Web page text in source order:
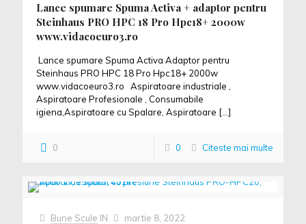
Lance spumare Spuma Activa + adaptor pentru
Steinhaus PRO HPC 18 Pro Hpc18+ 2000w
www.vidacoeuro3.ro
Lance spumare Spuma Activa Adaptor pentru
Steinhaus PRO HPC 18 Pro Hpc18+ 2000w
www.vidacoeuro3.ro Aspiratoare industriale ,
Aspiratoare Profesionale , Consumabile
igiena,Aspiratoare cu Spalare, Aspiratoare […]
0 0 Citeste mai multe
Bune Scule IN martie 8, 2022